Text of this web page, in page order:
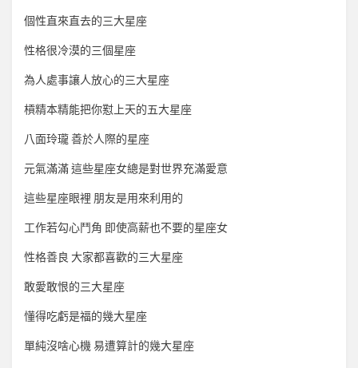
個性直來直去的三大星座
性格很冷漠的三個星座
為人處事讓人放心的三大星座
槓精本精能把你懟上天的五大星座
八面玲瓏 善於人際的星座
元氣滿滿 這些星座女總是對世界充滿愛意
這些星座眼裡 朋友是用來利用的
工作若勾心鬥角 即使高薪也不要的星座女
性格善良 大家都喜歡的三大星座
敢愛敢恨的三大星座
懂得吃虧是福的幾大星座
單純沒啥心機 易遭算計的幾大星座